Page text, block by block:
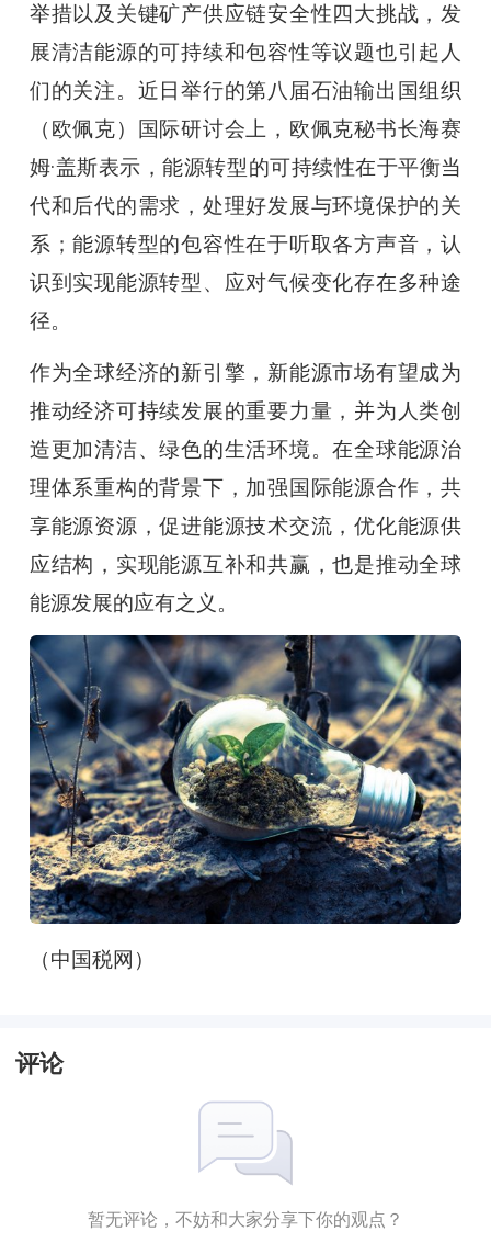
举措以及关键矿产供应链安全性四大挑战，发
展清洁能源的可持续和包容性等议题也引起人
们的关注。近日举行的第八届石油输出国组织
（欧佩克）国际研讨会上，欧佩克秘书长海赛
姆·盖斯表示，能源转型的可持续性在于平衡当
代和后代的需求，处理好发展与环境保护的关
系；能源转型的包容性在于听取各方声音，认
识到实现能源转型、应对气候变化存在多种途
径。
作为全球经济的新引擎，新能源市场有望成为
推动经济可持续发展的重要力量，并为人类创
造更加清洁、绿色的生活环境。在全球能源治
理体系重构的背景下，加强国际能源合作，共
享能源资源，促进能源技术交流，优化能源供
应结构，实现能源互补和共赢，也是推动全球
能源发展的应有之义。
（中国税网）
评论
暂无评论，不妨和大家分享下你的观点？